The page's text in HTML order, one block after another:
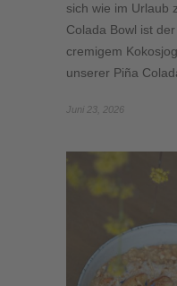
sich wie im Urlaub
Colada Bowl ist
cremigem
unserer Piña
Juni 23, 2026